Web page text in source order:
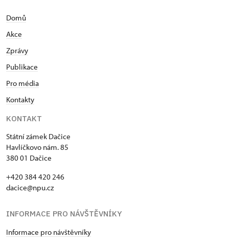
Domů
Akce
Zprávy
Publikace
Pro média
Kontakty
KONTAKT
Státní zámek Dačice
Havlíčkovo nám. 85
380 01 Dačice
+420 384 420 246
dacice@npu.cz
INFORMACE PRO NÁVŠTĚVNÍKY
Informace pro návštěvníky